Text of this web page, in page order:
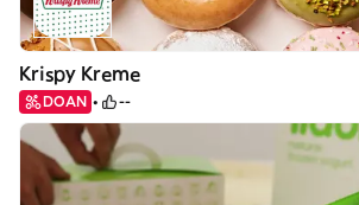
Krispy Kreme
DOAN --